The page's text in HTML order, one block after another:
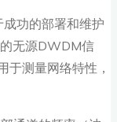
功的部署和维护
无源DWDM信
测量网络特性，